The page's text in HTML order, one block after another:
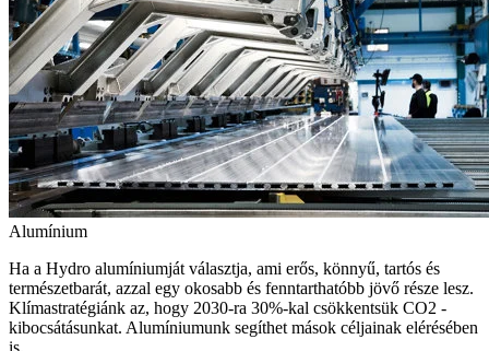
Alumínium
Ha a Hydro alumíniumját választja, ami erős, könnyű, tartós és
természetbarát, azzal egy okosabb és fenntarthatóbb jövő része lesz.
Klímastratégiánk az, hogy 2030-ra 30%-kal csökkentsük CO2 -
kibocsátásunkat. Alumíniumunk segíthet mások céljainak elérésében
is.